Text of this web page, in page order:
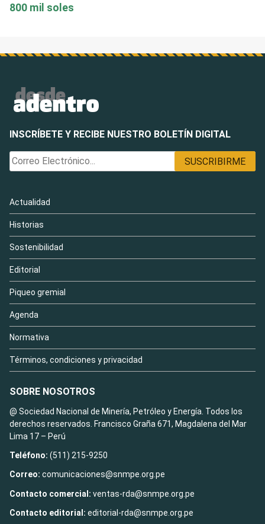
800 mil soles
INSCRÍBETE Y RECIBE NUESTRO BOLETÍN DIGITAL
Actualidad
Historias
Sostenibilidad
Editorial
Piqueo gremial
Agenda
Normativa
Términos, condiciones y privacidad
SOBRE NOSOTROS
@ Sociedad Nacional de Minería, Petróleo y Energía. Todos los
derechos reservados. Francisco Graña 671, Magdalena del Mar
Lima 17 – Perú
Teléfono: (511) 215-9250
Correo: comunicaciones@snmpe.org.pe
Contacto comercial: ventas-rda@snmpe.org.pe
Contacto editorial: editorial-rda@snmpe.org.pe